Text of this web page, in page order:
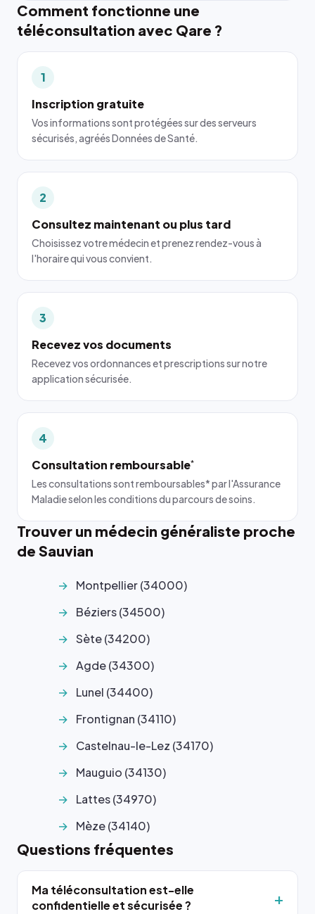
Comment fonctionne une
téléconsultation avec Qare ?
1
Inscription gratuite
Vos informations sont protégées sur des serveurs
sécurisés, agréés Données de Santé.
2
Consultez maintenant ou plus tard
Choisissez votre médecin et prenez rendez-vous à
l'horaire qui vous convient.
3
Recevez vos documents
Recevez vos ordonnances et prescriptions sur notre
application sécurisée.
4
Consultation remboursable*
Les consultations sont remboursables* par l'Assurance
Maladie selon les conditions du parcours de soins.
Trouver un médecin généraliste proche
de Sauvian
Montpellier (34000)
Béziers (34500)
Sète (34200)
Agde (34300)
Lunel (34400)
Frontignan (34110)
Castelnau-le-Lez (34170)
Mauguio (34130)
Lattes (34970)
Mèze (34140)
Questions fréquentes
Ma téléconsultation est-elle
confidentielle et sécurisée ?